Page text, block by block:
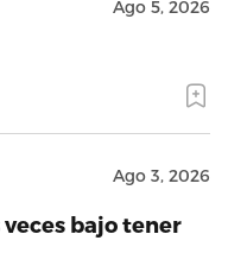
Ago 5, 2026
Ago 3, 2026
veces bajo tener